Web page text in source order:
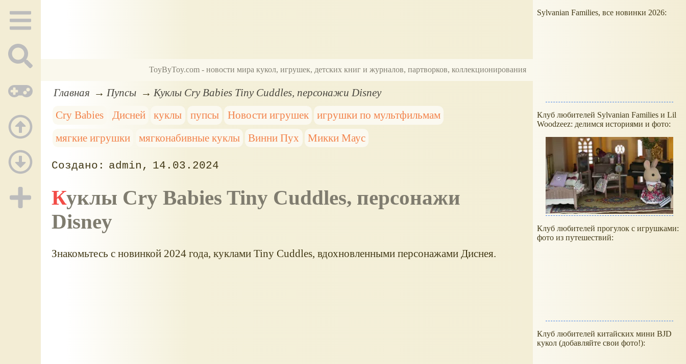
ToyByToy.com - новости мира кукол, игрушек, детских книг и журналов, партворков, коллекционирования
Главная Пупсы
Куклы Cry Babies Tiny Cuddles, персонажи Disney
Cry Babies
Дисней куклы пупсы Новости игрушек
игрушки по мультфильмам
мягкие игрушки
мягконабивные куклы Винни Пух Микки Маус
admin 14.03.2024
Куклы Cry Babies Tiny Cuddles, персонажи
Disney
Знакомьтесь с новинкой 2024 года, куклами Tiny Cuddles, вдохновленными персонажами Диснея.
Sylvanian Families, все новинки 2026:
Клуб любителей Sylvanian Families и Lil
Woodzeez: делимся историями и фото:
Клуб любителей прогулок с игрушками:
фото из путешествий:
Клуб любителей китайских мини BJD
кукол (добавляйте свои фото!):